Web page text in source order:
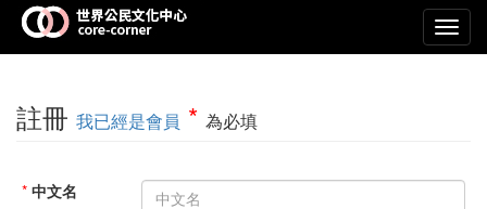
註冊 我已經是會員 * 為必填
* 中文名